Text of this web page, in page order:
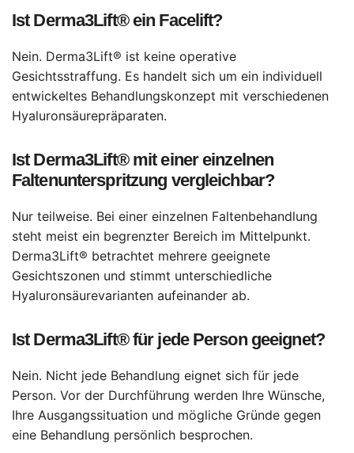
Ist Derma3Lift® ein Facelift?
Nein. Derma3Lift® ist keine operative
Gesichtsstraffung. Es handelt sich um ein individuell
entwickeltes Behandlungskonzept mit verschiedenen
Hyaluronsäurepräparaten.
Ist Derma3Lift® mit einer einzelnen
Faltenunterspritzung vergleichbar?
Nur teilweise. Bei einer einzelnen Faltenbehandlung
steht meist ein begrenzter Bereich im Mittelpunkt.
Derma3Lift® betrachtet mehrere geeignete
Gesichtszonen und stimmt unterschiedliche
Hyaluronsäurevarianten aufeinander ab.
Ist Derma3Lift® für jede Person geeignet?
Nein. Nicht jede Behandlung eignet sich für jede
Person. Vor der Durchführung werden Ihre Wünsche,
Ihre Ausgangssituation und mögliche Gründe gegen
eine Behandlung persönlich besprochen.